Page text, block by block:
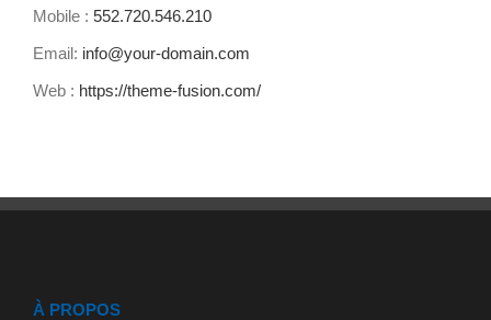
Mobile : 552.720.546.210
Email: info@your-domain.com
Web : https://theme-fusion.com/
À PROPOS